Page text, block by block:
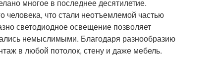
многое в последнее десятилетие.
что стали неотъемлемой частью
светодиодное освещение позволяет
немыслимыми. Благодаря разнообразию
в любой потолок, стену и даже мебель.